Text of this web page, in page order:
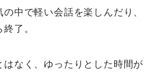
中で軽い会話を楽しんだり、
了。
なく、ゆったりとした時間が